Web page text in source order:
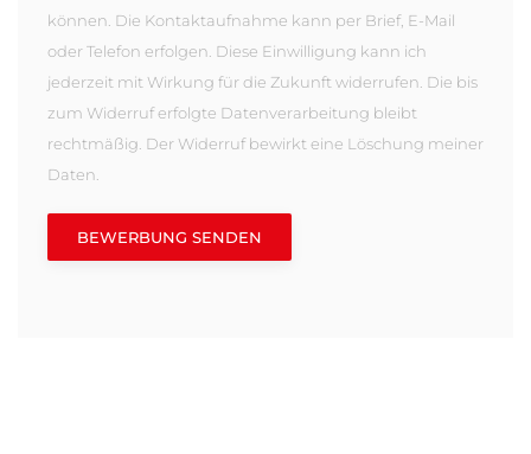
können. Die Kontaktaufnahme kann per Brief, E-Mail
oder Telefon erfolgen. Diese Einwilligung kann ich
jederzeit mit Wirkung für die Zukunft widerrufen. Die bis
zum Widerruf erfolgte Datenverarbeitung bleibt
rechtmäßig. Der Widerruf bewirkt eine Löschung meiner
Daten.
BEWERBUNG SENDEN